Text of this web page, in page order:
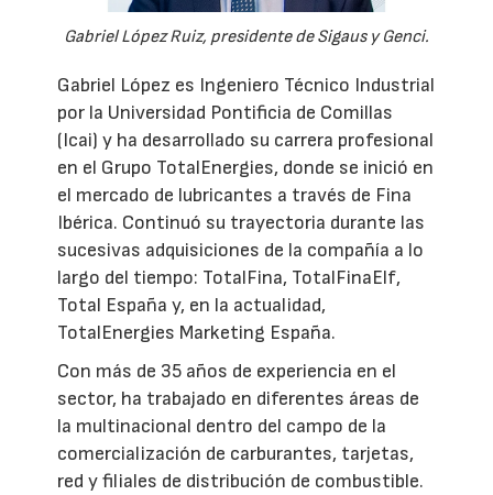
Gabriel López Ruiz, presidente de Sigaus y Genci.
Gabriel López es Ingeniero Técnico Industrial
por la Universidad Pontificia de Comillas
(Icai) y ha desarrollado su carrera profesional
en el Grupo TotalEnergies, donde se inició en
el mercado de lubricantes a través de Fina
Ibérica. Continuó su trayectoria durante las
sucesivas adquisiciones de la compañía a lo
largo del tiempo: TotalFina, TotalFinaElf,
Total España y, en la actualidad,
TotalEnergies Marketing España.
Con más de 35 años de experiencia en el
sector, ha trabajado en diferentes áreas de
la multinacional dentro del campo de la
comercialización de carburantes, tarjetas,
red y filiales de distribución de combustible.